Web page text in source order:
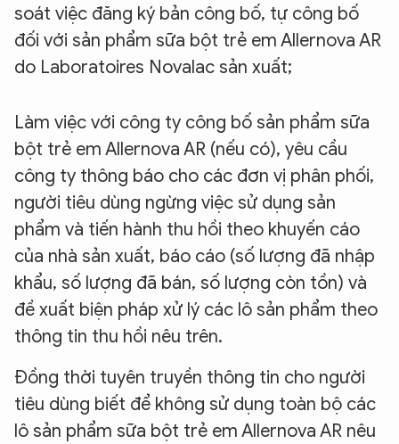
soát việc đăng ký bản công bố, tự công bố
đối với sản phẩm sữa bột trẻ em Allernova AR
do Laboratoires Novalac sản xuất;
Làm việc với công ty công bố sản phẩm sữa
bột trẻ em Allernova AR (nếu có), yêu cầu
công ty thông báo cho các đơn vị phân phối,
người tiêu dùng ngừng việc sử dụng sản
phẩm và tiến hành thu hồi theo khuyến cáo
của nhà sản xuất, báo cáo (số lượng đã nhập
khẩu, số lượng đã bán, số lượng còn tồn) và
đề xuất biện pháp xử lý các lô sản phẩm theo
thông tin thu hồi nêu trên.
Đồng thời tuyên truyền thông tin cho người
tiêu dùng biết để không sử dụng toàn bộ các
lô sản phẩm sữa bột trẻ em Allernova AR nêu